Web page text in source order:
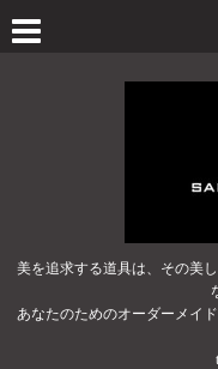
美を追求する道具は、その美
あなたのためのオーダーメイ